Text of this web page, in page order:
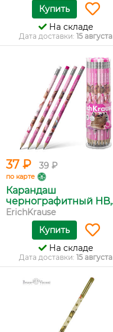
Купить
На складе
Дата доставки: 15 августа
37 ₽ 39 ₽
по карте
Карандаш
чернографитный HB,
п...
ErichKrause
Купить
На складе
Дата доставки: 15 августа